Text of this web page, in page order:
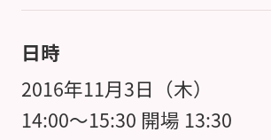
日時
2016年11月3日（木）
14:00～15:30 開場 13:30